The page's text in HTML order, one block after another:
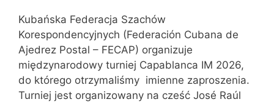
Kubańska Federacja Szachów
Korespondencyjnych (Federación Cubana de
Ajedrez Postal – FECAP) organizuje
międzynarodowy turniej Capablanca IM 2026,
do którego otrzymaliśmy imienne zaproszenia.
Turniej jest organizowany na cześć José Raúl